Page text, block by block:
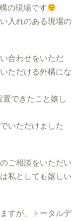
の現場です
入れのある現場の
合わせをいただ
ただける外構にな
できたこと嬉し
いただけました
ご相談をいただい
私としても嬉しい
すが、トータルデ